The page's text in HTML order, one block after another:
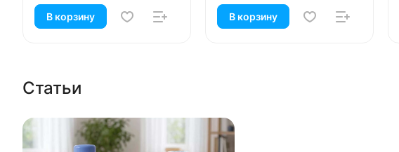
В корзину В корзину
Статьи